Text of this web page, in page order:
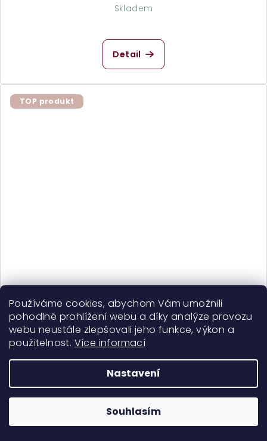
Používáme cookies, abychom Vám umožnili
pohodlné prohlížení webu a díky analýze provozu
webu neustále zlepšovali jeho funkce, výkon a
použitelnost. Více informací
Nastavení
Souhlasím
Skladem
Detail
TOP produkt
co-wash
329 Kč
Skladem